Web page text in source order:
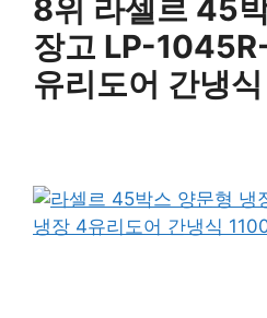
8위 라셀르 45
장고 LP-
유리도어 간냉